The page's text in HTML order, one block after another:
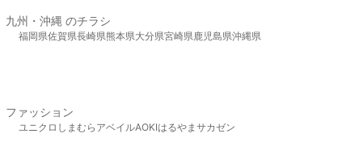
九州・沖縄 のチラシ
福岡県佐賀県長崎県熊本県大分県宮崎県鹿児島県沖縄県
ファッション
ユニクロ しまむら アベイルAOKIはるやま サカゼン